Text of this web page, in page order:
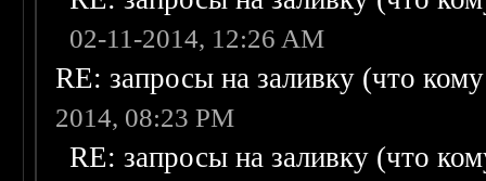
02-11-2014, 12:26 AM
RE: запросы на заливку (что
2014, 08:23 PM
RE: запросы на заливку (что